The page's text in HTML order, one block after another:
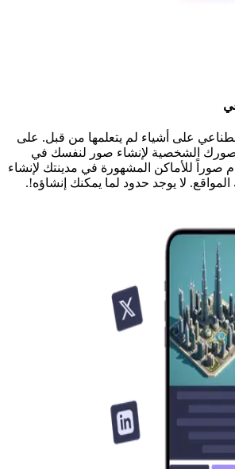
على أشياء لم يتعلمها من قبل. على
صورك الشخصية لإنشاء صور لنفسك في
صوراً للأماكن المشهورة في مدينتك لإنشاء
لا يوجد حدود لما يمكنك إنشاؤه!.